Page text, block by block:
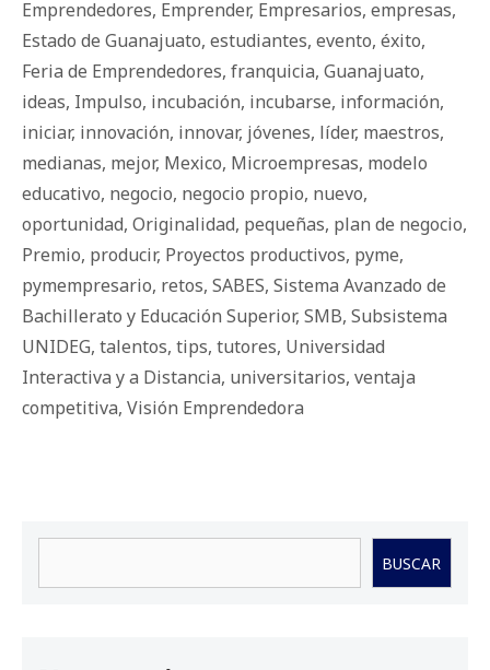
Emprendedores, Emprender, Empresarios, empresas,
Estado de Guanajuato, estudiantes, evento, éxito,
Feria de Emprendedores, franquicia, Guanajuato,
ideas, Impulso, incubación, incubarse, información,
iniciar, innovación, innovar, jóvenes, líder, maestros,
medianas, mejor, Mexico, Microempresas, modelo
educativo, negocio, negocio propio, nuevo,
oportunidad, Originalidad, pequeñas, plan de negocio,
Premio, producir, Proyectos productivos, pyme,
pymempresario, retos, SABES, Sistema Avanzado de
Bachillerato y Educación Superior, SMB, Subsistema
UNIDEG, talentos, tips, tutores, Universidad
Interactiva y a Distancia, universitarios, ventaja
competitiva, Visión Emprendedora
BUSCAR